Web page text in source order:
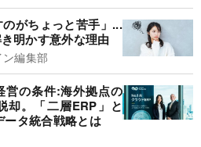
がちょっと苦手」...
明かす意外な理由
編集部
営の条件:海外拠点の
却。「二層ERP」と
ータ統合戦略とは